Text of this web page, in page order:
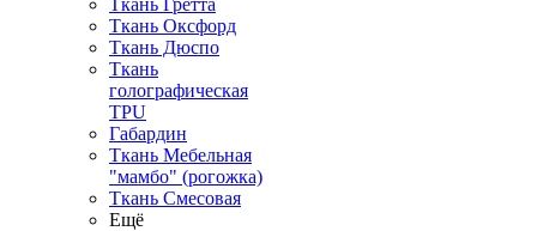
Ткань Гретта
Ткань Оксфорд
Ткань Дюспо
Ткань
голографическая
TPU
Габардин
Ткань Мебельная
"мамбо" (рогожка)
Ткань Смесовая
Ещё